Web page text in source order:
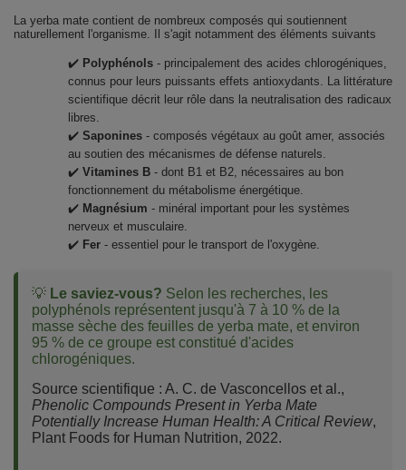
La yerba mate contient de nombreux composés qui soutiennent
naturellement l'organisme. Il s'agit notamment des éléments suivants
✔️ Polyphénols - principalement des acides chlorogéniques,
connus pour leurs puissants effets antioxydants. La littérature
scientifique décrit leur rôle dans la neutralisation des radicaux
libres.
✔️ Saponines - composés végétaux au goût amer, associés
au soutien des mécanismes de défense naturels.
✔️ Vitamines B - dont B1 et B2, nécessaires au bon
fonctionnement du métabolisme énergétique.
✔️ Magnésium - minéral important pour les systèmes
nerveux et musculaire.
✔️ Fer - essentiel pour le transport de l'oxygène.
💡 Le saviez-vous? Selon les recherches, les
polyphénols représentent jusqu'à 7 à 10 % de la
masse sèche des feuilles de yerba mate, et environ
95 % de ce groupe est constitué d'acides
chlorogéniques.
Source scientifique : A. C. de Vasconcellos et al.,
Phenolic Compounds Present in Yerba Mate
Potentially Increase Human Health: A Critical Review,
Plant Foods for Human Nutrition, 2022.